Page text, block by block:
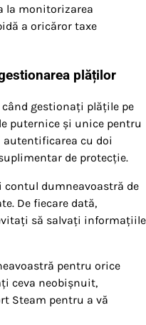
la monitorizarea
a oricăror taxe
plăților
gestionați plățile pe
puternice și unice pentru
cu doi
de protecție.
dumneavoastră de
De fiecare dată,
să salvați informațiile
pentru orice
ceva neobișnuit,
Steam pentru a vă